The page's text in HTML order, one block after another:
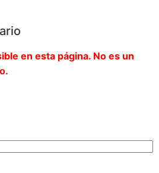
en esta página. No es un